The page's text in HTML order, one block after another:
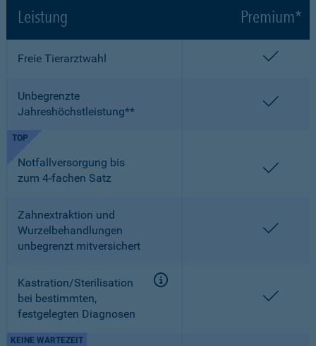
Leistung Premium*
Freie Tierarztwahl
Unbegrenzte
Jahreshöchstleistung**
Notfallversorgung bis
zum 4-fachen Satz
TOP
Zahnextraktion und
Wurzelbehandlungen
unbegrenzt mitversichert
Kastration/Sterilisation
bei bestimmten,
festgelegten Diagnosen
KEINE WARTEZEIT